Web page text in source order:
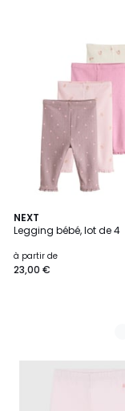
NEXT
Legging bébé, lot de 4
à partir de
23,00 €
3
Couleurs